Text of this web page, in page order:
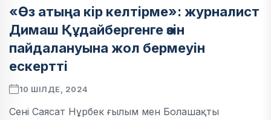
«Өз атыңа кір келтірме»: журналист
Димаш Құдайбергенге өзін
пайдалануына жол бермеуін
ескертті
10 ШІЛДЕ, 2024
Сені Саясат Нұрбек ғылым мен Болашақты